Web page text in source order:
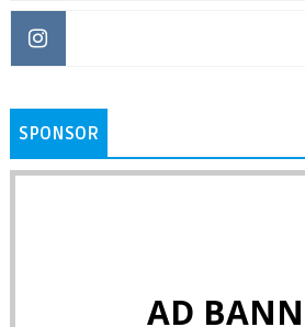
SPONSOR
AD